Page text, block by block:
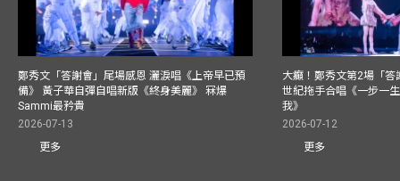
鄭秀文「答謝會」尾場感恩 灑淚唱《上帝早已預
備》 黃子華自彈自唱新版《終身美麗》 冧爆
Sammi最矜貴
2026-07-13
更多
大癲！鄭秀文第2場「
世紀拖手合唱《一步一
我》
2026-07-12
更多